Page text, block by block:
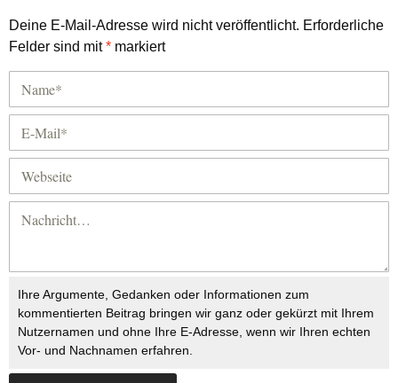
Deine E-Mail-Adresse wird nicht veröffentlicht. Erforderliche
Felder sind mit* markiert
Ihre Argumente, Gedanken oder Informationen zum
kommentierten Beitrag bringen wir ganz oder gekürzt mit Ihrem
Nutzernamen und ohne Ihre E-Adresse, wenn wir Ihren echten
Vor- und Nachnamen erfahren.